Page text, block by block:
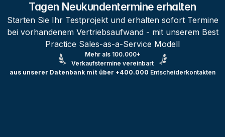
Tagen Neukundentermine erhalten
Starten Sie Ihr Testprojekt und erhalten sofort Termine
bei vorhandenem Vertriebsaufwand - mit unserem Best
Practice Sales-as-a-Service Modell
Mehr als 100.000+
Verkaufstermine vereinbart
aus unserer Datenbank mit über +400.000 Entscheiderkontakten